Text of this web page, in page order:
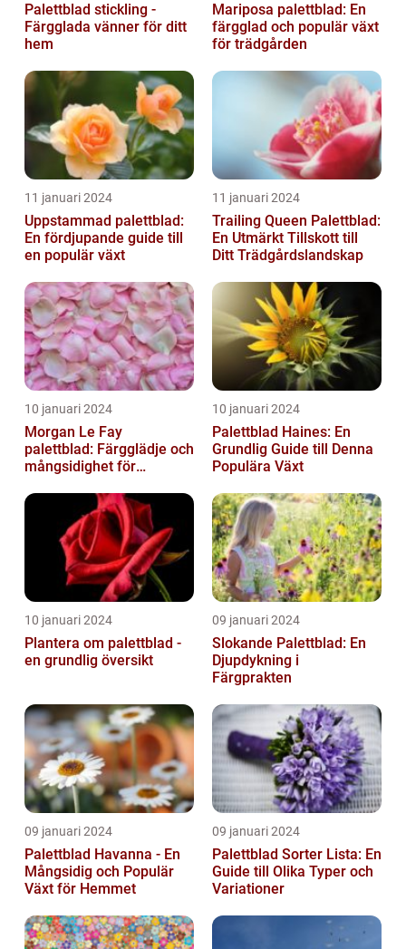
Palettblad stickling -
Färgglada vänner för ditt
hem
Mariposa palettblad: En
färgglad och populär växt
för trädgården
11 januari 2024
Uppstammad palettblad:
En fördjupande guide till
en populär växt
11 januari 2024
Trailing Queen Palettblad:
En Utmärkt Tillskott till
Ditt Trädgårdslandskap
10 januari 2024
Morgan Le Fay
palettblad: Färgglädje och
mångsidighet för
10 januari 2024
Palettblad Haines: En
Grundlig Guide till Denna
Populära Växt
10 januari 2024
Plantera om palettblad -
en grundlig översikt
09 januari 2024
Slokande Palettblad: En
Djupdykning i
Färgprakten
09 januari 2024
Palettblad Havanna - En
Mångsidig och Populär
Växt för Hemmet
09 januari 2024
Palettblad Sorter Lista: En
Guide till Olika Typer och
Variationer